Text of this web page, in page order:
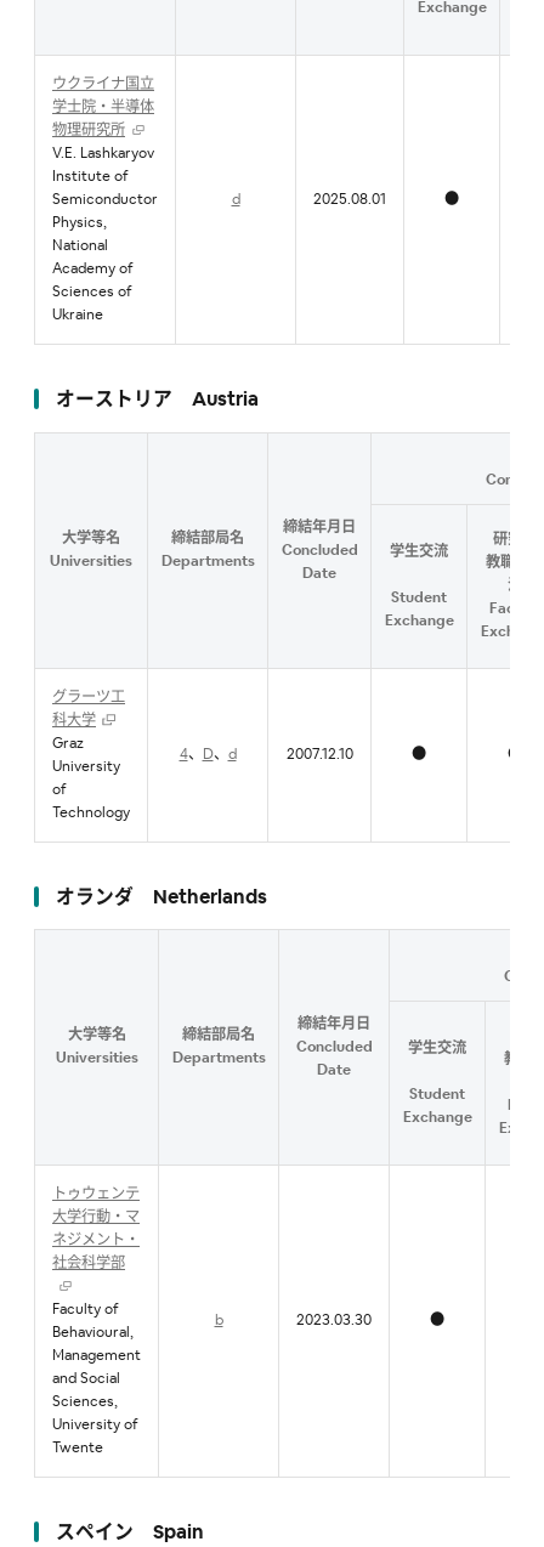
Exchange
ウクライナ国立
学士院・半導体
物理研究所
V.E. Lashkaryov
Institute of
Semiconductor
Physics,
National
Academy of
Sciences of
Ukraine
d 2025.08.01 ●
オーストリア Austria
大学等名
Universities
締結部局名
Departments
締結年月日
Concluded
Date
学生交流
Student
Exchange
研究者
教職員交
流
Faculty
グラーツ工
科大学
Graz
University
of
Technology
4、 D、 d 2007.12.10 ● ●
オランダ Netherlands
大学等名
Universities
締結部局名
Departments
締結年月日
Concluded
Date
学生交流
Student
Exchange
教職
トゥウェンテ
大学行動・マ
ネジメント・
社会科学部
Faculty of
Behavioural,
Management
and Social
Sciences,
University of
Twente
b 2023.03.30 ●
スペイン Spain